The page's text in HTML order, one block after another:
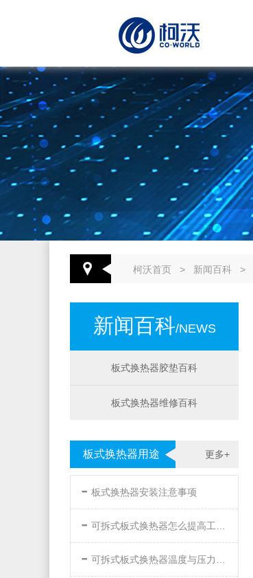
柯沃首页 > 新闻百科 >
新闻百科/NEWS
板式换热器胶垫百科
板式换热器维修百科
更多+
板式换热器用途
- 板式换热器安装注意事项
- 可拆式板式换热器怎么提高工作效率
- 可拆式板式换热器温度与压力的要求